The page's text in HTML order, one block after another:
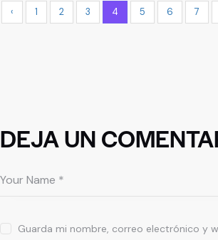
‹ 1 2 3 4 5 6 7
DEJA UN
Guarda mi nombre, correo electrónico y